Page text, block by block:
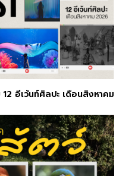
อีเว้นท์ศิลปะ เดือนสิงหาคม